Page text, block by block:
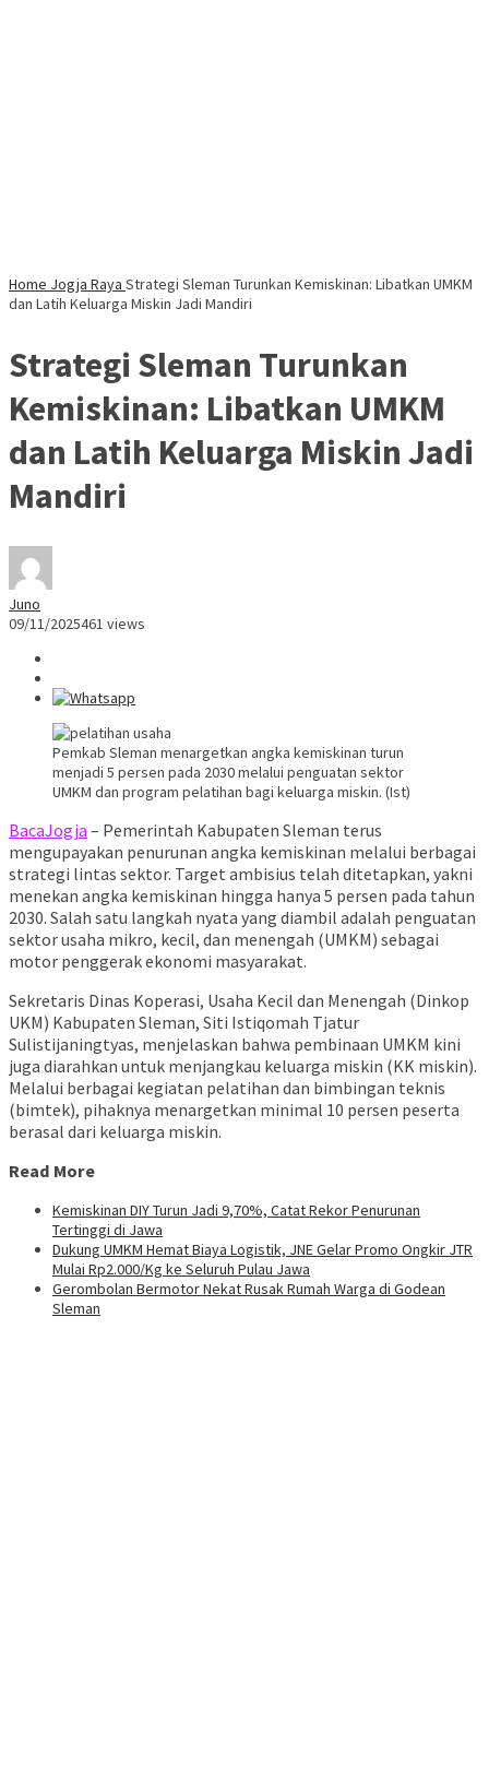
Home Jogja Raya Strategi Sleman Turunkan Kemiskinan: Libatkan UMKM
dan Latih Keluarga Miskin Jadi Mandiri
Strategi Sleman Turunkan
Kemiskinan: Libatkan UMKM
dan Latih Keluarga Miskin Jadi
Mandiri
Juno
09/11/2025461 views
Pemkab Sleman menargetkan angka kemiskinan turun
menjadi 5 persen pada 2030 melalui penguatan sektor
UMKM dan program pelatihan bagi keluarga miskin. (Ist)
BacaJogja – Pemerintah Kabupaten Sleman terus
mengupayakan penurunan angka kemiskinan melalui berbagai
strategi lintas sektor. Target ambisius telah ditetapkan, yakni
menekan angka kemiskinan hingga hanya 5 persen pada tahun
2030. Salah satu langkah nyata yang diambil adalah penguatan
sektor usaha mikro, kecil, dan menengah (UMKM) sebagai
motor penggerak ekonomi masyarakat.
Sekretaris Dinas Koperasi, Usaha Kecil dan Menengah (Dinkop
UKM) Kabupaten Sleman, Siti Istiqomah Tjatur
Sulistijaningtyas, menjelaskan bahwa pembinaan UMKM kini
juga diarahkan untuk menjangkau keluarga miskin (KK miskin).
Melalui berbagai kegiatan pelatihan dan bimbingan teknis
(bimtek), pihaknya menargetkan minimal 10 persen peserta
berasal dari keluarga miskin.
Read More
Kemiskinan DIY Turun Jadi 9,70%, Catat Rekor Penurunan
Tertinggi di Jawa
Dukung UMKM Hemat Biaya Logistik, JNE Gelar Promo Ongkir JTR
Mulai Rp2.000/Kg ke Seluruh Pulau Jawa
Gerombolan Bermotor Nekat Rusak Rumah Warga di Godean
Sleman